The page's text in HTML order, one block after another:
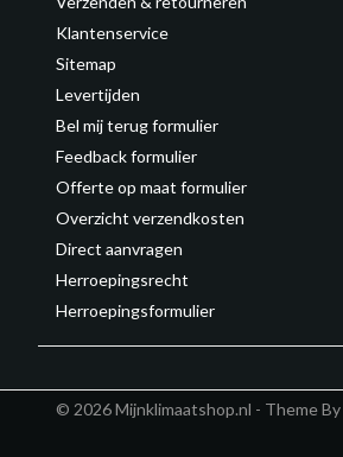
Klantenservice
Sitemap
Levertijden
Bel mij terug formulier
Feedback formulier
Offerte op maat formulier
Overzicht verzendkosten
Direct aanvragen
Herroepingsrecht
Herroepingsformulier
© 2026 Mijnklimaatshop.nl - Theme By